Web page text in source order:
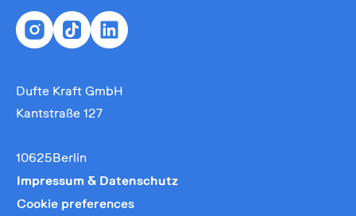
Dufte Kraft GmbH
Kantstraße 127
10625Berlin
Impressum & Datenschutz
Cookie preferences